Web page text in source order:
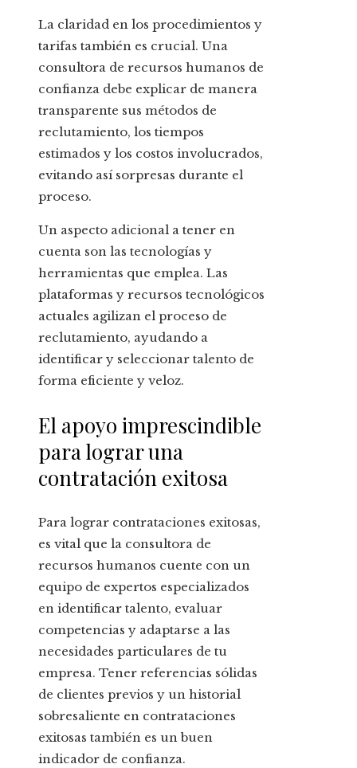
La claridad en los procedimientos y
tarifas también es crucial. Una
consultora de recursos humanos de
confianza debe explicar de manera
transparente sus métodos de
reclutamiento, los tiempos
estimados y los costos involucrados,
evitando así sorpresas durante el
proceso.
Un aspecto adicional a tener en
cuenta son las tecnologías y
herramientas que emplea. Las
plataformas y recursos tecnológicos
actuales agilizan el proceso de
reclutamiento, ayudando a
identificar y seleccionar talento de
forma eficiente y veloz.
El apoyo imprescindible
para lograr una
contratación exitosa
Para lograr contrataciones exitosas,
es vital que la consultora de
recursos humanos cuente con un
equipo de expertos especializados
en identificar talento, evaluar
competencias y adaptarse a las
necesidades particulares de tu
empresa. Tener referencias sólidas
de clientes previos y un historial
sobresaliente en contrataciones
exitosas también es un buen
indicador de confianza.